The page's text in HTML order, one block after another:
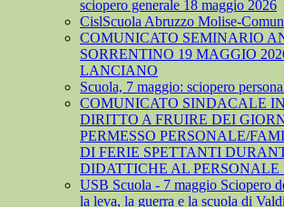
sciopero generale 18 maggio 2026
CislScuola Abruzzo Molise-
COMUNICATO SEMINARIO
SORRENTINO 19 MAGGIO
LANCIANO
Scuola, 7 maggio: sciopero
COMUNICATO SINDACALE
DIRITTO A FRUIRE DEI
PERMESSO PERSONALE/
DI FERIE SPETTANTI
DIDATTICHE AL PERSONALE
USB Scuola - 7 maggio Sciopero
la leva, la guerra e la scuola di